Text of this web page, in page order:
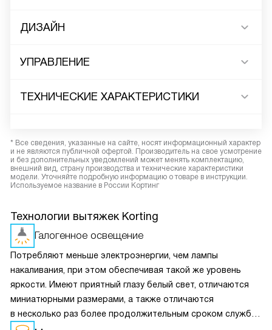
ДИЗАЙН
УПРАВЛЕНИЕ
ТЕХНИЧЕСКИЕ ХАРАКТЕРИСТИКИ
* Все сведения, указанные на сайте, носят информационный характер
и не являются публичной офертой. Производитель на свое усмотрение
и без дополнительных уведомлений может менять комплектацию,
внешний вид, страну производства и технические характеристики
модели. Уточняйте подробную информацию о товаре в инструкции.
Используемое название в России Кортинг
Технологии вытяжек Korting
Галогенное освещение
Потребляют меньше электроэнергии, чем лампы
накаливания, при этом обеспечивая такой же уровень
яркости. Имеют приятный глазу белый свет, отличаются
миниатюрными размерами, а также отличаются
в несколько раз более продолжительным сроком службы